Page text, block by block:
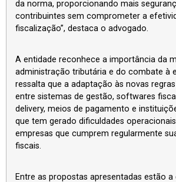
da norma, proporcionando mais
contribuintes sem comprometer a
fiscalização”, destaca o advogado.
A entidade reconhece a importância da
administração tributária e do combate à
ressalta que a adaptação às novas
entre sistemas de gestão, softwares
delivery, meios de pagamento e
que tem gerado dificuldades
empresas que cumprem regularmente
fiscais.
Entre as propostas apresentadas estão